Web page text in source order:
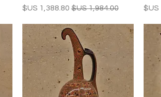
سعر عادي‏1,984.00 US$ سعر البيع